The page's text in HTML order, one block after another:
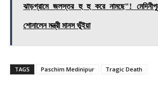
ঝাড়গ্রামে জলস্তর হু হু করে নামছে"!
শোনালেন মন্ত্রী মানস ভূঁইয়া
TAGS Paschim Medinipur Tragic Death